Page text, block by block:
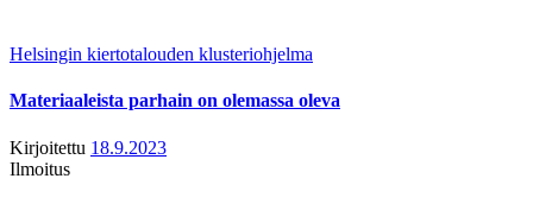
Helsingin kiertotalouden klusteriohjelma
Materiaaleista parhain on olemassa oleva
Kirjoitettu 18.9.2023
Ilmoitus